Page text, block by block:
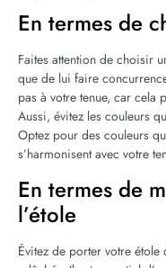
En termes de
Faites attention de choisir
que de lui faire
pas à votre tenue, car cela
Aussi, évitez les couleurs
Optez pour des couleurs
s’harmonisent avec votre
En termes de
l’étole
Évitez de porter votre